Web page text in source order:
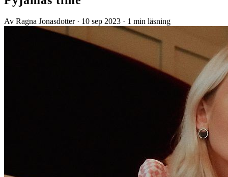
Av Ragna Jonasdotter · 10 sep 2023 · 1 min läsning